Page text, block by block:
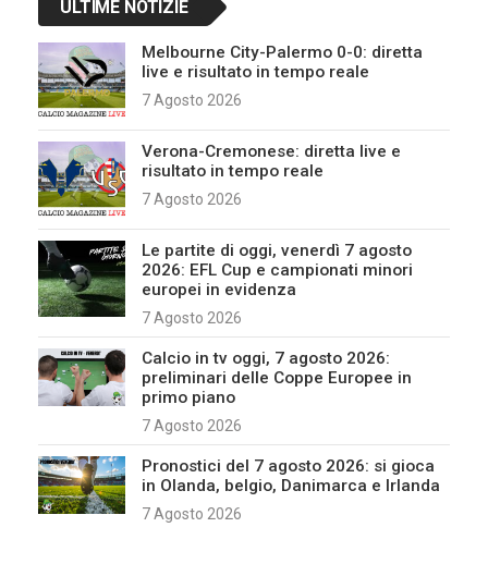
ULTIME NOTIZIE
Melbourne City-Palermo 0-0: diretta
live e risultato in tempo reale
7 Agosto 2026
Verona-Cremonese: diretta live e
risultato in tempo reale
7 Agosto 2026
Le partite di oggi, venerdì 7 agosto
2026: EFL Cup e campionati minori
europei in evidenza
7 Agosto 2026
Calcio in tv oggi, 7 agosto 2026:
preliminari delle Coppe Europee in
primo piano
7 Agosto 2026
Pronostici del 7 agosto 2026: si gioca
in Olanda, belgio, Danimarca e Irlanda
7 Agosto 2026